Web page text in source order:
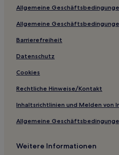
Hotels nahe Oyada-Schrein
Hotels nahe Station Chajo
Hotels nahe Bahnhof Nagamori
Hichiso Hotels
Kitagata Hotels
Kreis Yoro: Hotels
Hotels nahe Nagaragawa
Kanedaira Hotels
Allgemeine
Allgemeine
Barrierefreiheit
Datenschutz
Cookies
Rechtliche Hinweise/Kontakt
Inhaltsrichtlinien und Melden von
Allgemeine
Weitere Informationen